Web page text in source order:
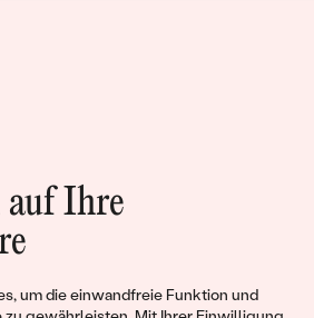
auf Ihre
um die einwandfreie Funktion und
wir
Schönheit und